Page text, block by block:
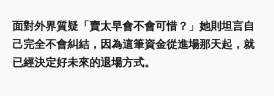
面對外界質疑「賣太早會不會可惜？」她則坦言自
己完全不會糾結，因為這筆資金從進場那天起，就
已經決定好未來的退場方式。